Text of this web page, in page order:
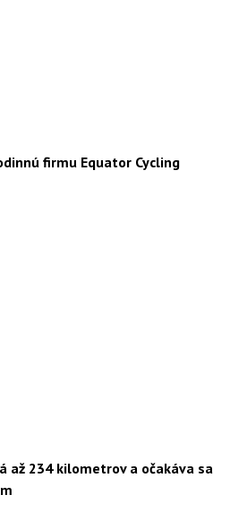
firmu Equator Cycling
až 234 kilometrov a očakáva sa